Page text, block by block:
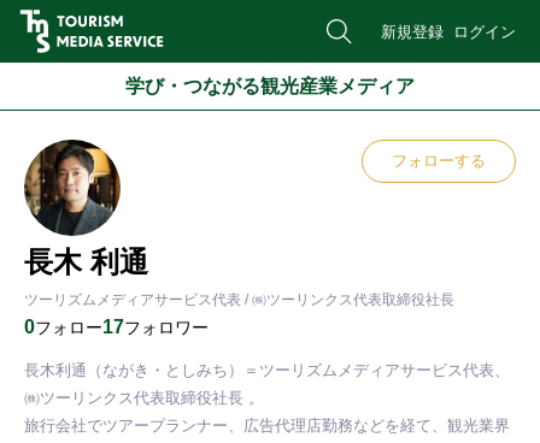
新規登録 ログイン
学び・つながる観光産業メディア
長木 利通
ツーリズムメディアサービス代表 / ㈱ツーリンクス代表取締役社長
0フォロー17フォロワー
フォローする
長木利通（ながき・としみち）＝ツーリズムメディアサービス代表、
㈱ツーリンクス代表取締役社長 。
旅行会社でツアープランナー、広告代理店勤務などを経て、観光業界